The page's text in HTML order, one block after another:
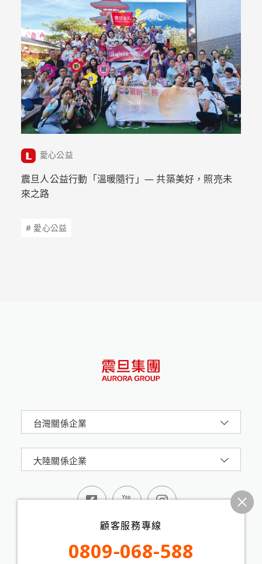
愛心公益
震旦人公益行動「溫暖隨行」— 共築美好，照亮未
來之路
# 愛心公益
顧客服務專線
0809-068-588
台灣關係企業
大陸關係企業